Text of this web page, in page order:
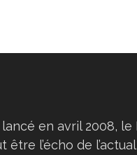
en avril 2008, le
être l’écho de